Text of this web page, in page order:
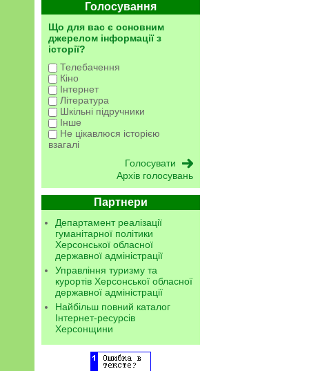
Голосування
Що для вас є основним
джерелом інформації з
історії?
Телебачення
Кіно
Інтернет
Література
Шкільні підручники
Інше
Не цікавлюся історією
взагалі
Архів голосувань
Партнери
Департамент реалізації
гуманітарної політики
Херсонської обласної
державної адміністрації
Управління туризму та
курортів Херсонської обласної
державної адміністрації
Найбільш повний каталог
Інтернет-ресурсів
Херсонщини